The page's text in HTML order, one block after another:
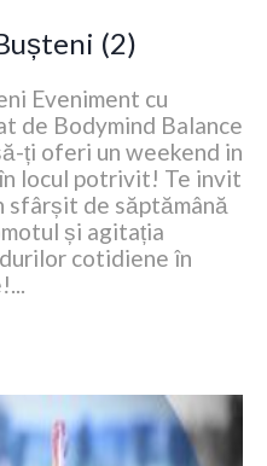
(2)
Eveniment cu
de Bodymind Balance
ți oferi un weekend in
locul potrivit! Te invit
sfârșit de săptămână
și agitația
cotidiene în